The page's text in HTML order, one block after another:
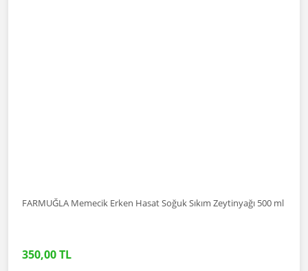
FARMUĞLA Memecik Erken Hasat Soğuk Sıkım Zeytinyağı 500 ml
350,00 TL